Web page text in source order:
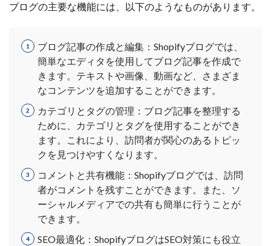
ブログの主要な機能には、以下のようなものがあります。
ブログ記事の作成と編集：Shopifyブログでは、
簡単なエディタを使用してブログ記事を作成で
きます。テキストや画像、動画など、さまざま
なコンテンツを追加することができます。
カテゴリとタグの管理：ブログ記事を整理する
ために、カテゴリとタグを使用することができ
ます。これにより、訪問者が関心のあるトピッ
クを見つけやすくなります。
コメントと共有機能：Shopifyブログでは、訪問
者がコメントを残すことができます。また、ソ
ーシャルメディアでの共有も簡単に行うことが
できます。
SEO最適化：ShopifyブログはSEO対策にも役立
タイムセール
タイムセール祭り
ターゲット市場
ターゲティング広告
ダンボール
チャージバック
ツール
ティックトック
ティックトックショップ
デザイン
デジタルシフト
デジタルマーケティング
デメリット
データ分析
データ活用
トラブルシューティング
トレンド
ニュース
ネイビー
ネイビーグループ
ネイビーコンサルティング
ネットショップ
ネットショップ支援
ネットショップ開業
ネット販売
パートナー